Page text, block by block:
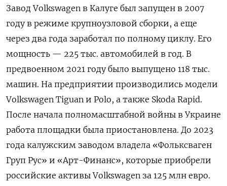
Завод Volkswagen в Калуге был запущен в 2007
году в режиме крупноузловой сборки, а еще
через два года заработал по полному циклу. Его
мощность — 225 тыс. автомобилей в год. В
предвоенном 2021 году было выпущено 118 тыс.
машин. На предприятии производились модели
Volkswagen Tiguan и Polo, а также Skoda Rapid.
После начала полномасштабной войны в Украине
работа площадки была приостановлена. До 2023
года калужским заводом владела «Фольксваген
Груп Рус» и «Арт-Финанс», которые приобрели
российские активы Volkswagen за 125 млн евро.